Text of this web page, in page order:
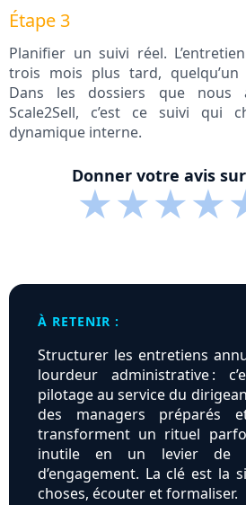
Étape 3
Planifier un suivi réel.
trois mois plus tard, quelqu’un
Dans les dossiers que nous
Scale2Sell, c’est ce suivi qui
dynamique interne.
Donner votre avis
★★★★
À RETENIR :
Structurer les entretiens
lourdeur administrative :
pilotage au service du
des managers préparés
transforment un rituel
inutile en un levier de
d’engagement. La clé est la
choses, écouter et formaliser.